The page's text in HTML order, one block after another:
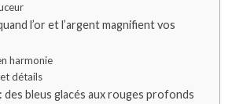
l’or et l’argent magnifient vos
harmonie
détails
des bleus glacés aux rouges profonds